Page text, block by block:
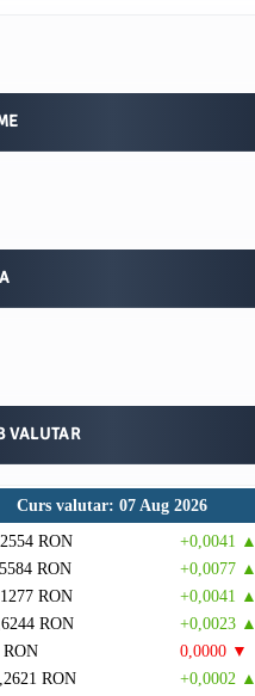
VALUTAR
Curs valutar: 07 Aug 2026
RON
+0,0041 ▲
RON
+0,0077 ▲
RON
+0,0041 ▲
RON
+0,0023 ▲
RON
0,0000 ▼
RON
+0,0002 ▲